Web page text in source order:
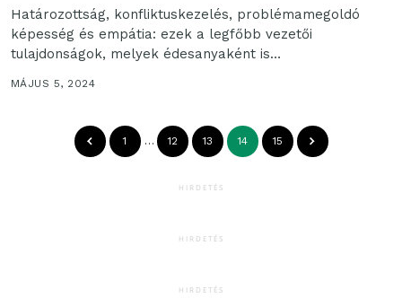
Határozottság, konfliktuskezelés, problémamegoldó
képesség és empátia: ezek a legfőbb vezetői
tulajdonságok, melyek édesanyaként is
elengedhetetlenek a magyarok szerint – derült ki a
MÁJUS 5, 2024
1 … 12 13 14 15
HIRDETÉS
HIRDETÉS
HIRDETÉS